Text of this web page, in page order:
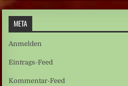
META
Anmelden
Eintrags-Feed
Kommentar-Feed